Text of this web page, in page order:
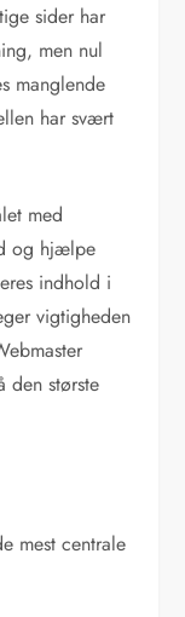
sider har
men nul
manglende
har svært
med
og hjælpe
indhold i
vigtigheden
den største
mest centrale